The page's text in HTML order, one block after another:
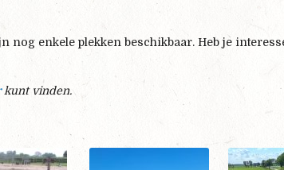
nog enkele plekken beschikbaar. Heb je
kunt vinden.